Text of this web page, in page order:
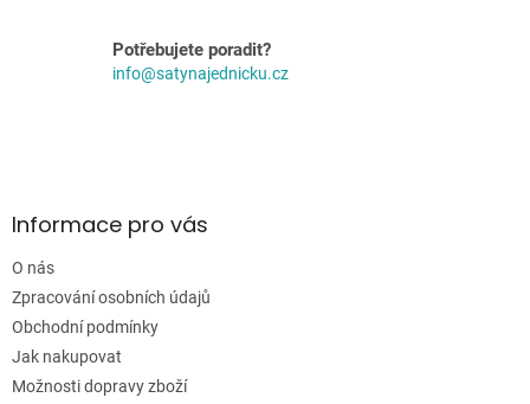
s
u
Potřebujete poradit?
info@satynajednicku.cz
aInformace pro vás
O nás
Zpracování osobních údajů
Obchodní podmínky
Jak nakupovat
Možnosti dopravy zboží